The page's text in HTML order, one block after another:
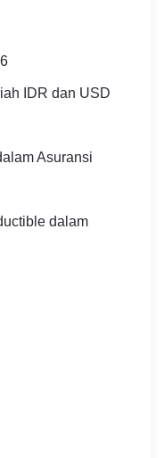
IDR dan USD
Asuransi
dalam